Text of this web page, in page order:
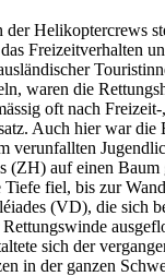
der Helikoptercrews
Freizeitverhalten
waren die
oft nach
Auch hier war die
verunfallten
(ZH) auf einen Baum
Tiefe fiel, bis zur
(VD), die sich
sich der
in der ganzen